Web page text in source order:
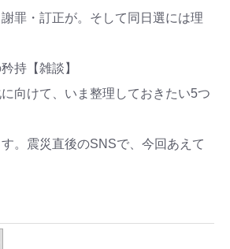
罪・訂正が。そして同日選には理
持【雑談】
向けて、いま整理しておきたい5つ
。震災直後のSNSで、今回あえて